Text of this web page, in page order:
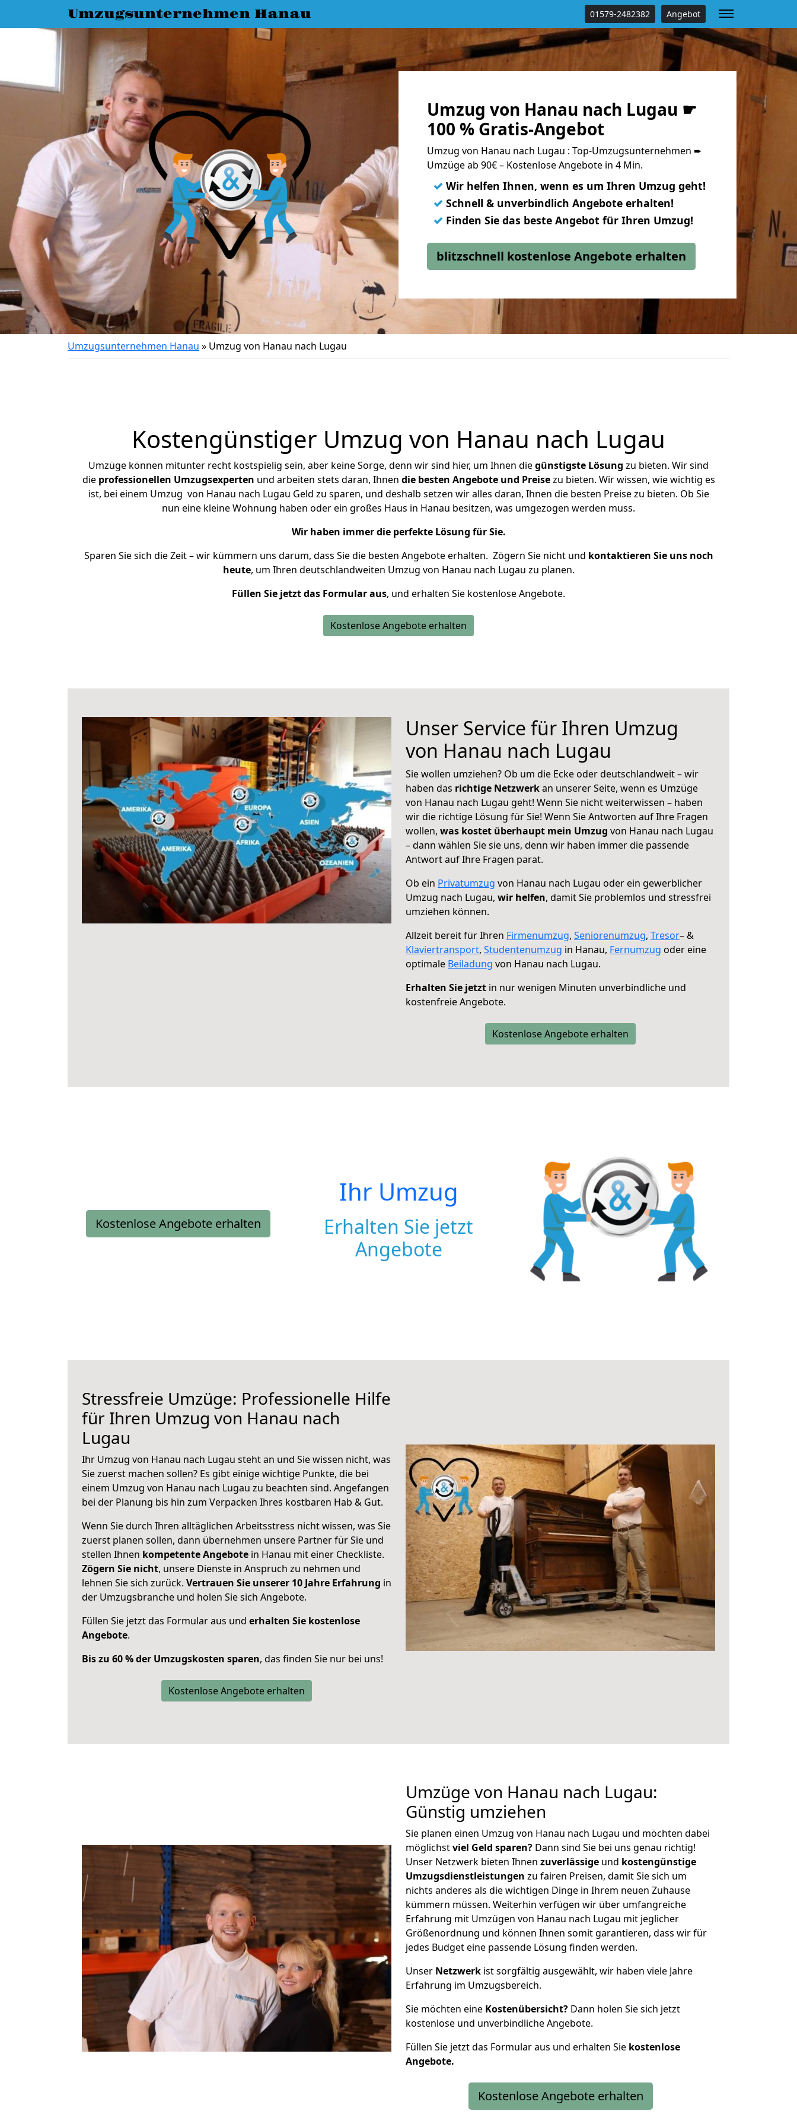
Umzugsunternehmen Hanau 01579-2482382 Angebot
Umzug von Hanau nach Lugau ☛
100 % Gratis-Angebot
Umzug von Hanau nach Lugau : Top-Umzugsunternehmen ➨
Umzüge ab 90€ – Kostenlose Angebote in 4 Min.
✓ Wir helfen Ihnen, wenn es um Ihren Umzug geht!
✓ Schnell & unverbindlich Angebote erhalten!
✓ Finden Sie das beste Angebot für Ihren Umzug!
blitzschnell kostenlose Angebote erhalten
Umzugsunternehmen Hanau » Umzug von Hanau nach Lugau
Kostengünstiger Umzug von Hanau nach Lugau
Umzüge können mitunter recht kostspielig sein, aber keine Sorge, denn wir sind hier, um Ihnen diegünstigste Lösung zu bieten. Wir sind
die professionellen Umzugsexperten und arbeiten stets daran, Ihnen die besten Angebote und Preisezu bieten. Wir wissen, wie wichtig es
ist, bei einem Umzug von Hanau nach Lugau Geld zu sparen, und deshalb setzen wir alles daran, Ihnen die besten Preise zu bieten. Ob Sie
nun eine kleine Wohnung haben oder ein großes Haus in Hanau besitzen, was umgezogen werden muss.
Wir haben immer die perfekte Lösung für Sie.
Sparen Sie sich die Zeit – wir kümmern uns darum, dass Sie die besten Angebote erhalten. Zögern Sie nicht und kontaktieren Sie uns noch
heute, um Ihren deutschlandweiten Umzug von Hanau nach Lugau zu planen.
Füllen Sie jetzt das Formular aus, und erhalten Sie kostenlose Angebote.
Kostenlose Angebote erhalten
Unser Service für Ihren Umzug
von Hanau nach Lugau
Sie wollen umziehen? Ob um die Ecke oder deutschlandweit – wir
haben das richtige Netzwerkan unserer Seite, wenn es Umzüge
von Hanau nach Lugau geht! Wenn Sie nicht weiterwissen – haben
wir die richtige Lösung für Sie! Wenn Sie Antworten auf Ihre Fragen
wollen, was kostet überhaupt mein Umzug von Hanau nach Lugau
– dann wählen Sie sie uns, denn wir haben immer die passende
Antwort auf Ihre Fragen parat.
Ob ein Privatumzug von Hanau nach Lugau oder ein gewerblicher
Umzug nach Lugau, wir helfen, damit Sie problemlos und stressfrei
umziehen können.
Allzeit bereit für Ihren Firmenumzug, Seniorenumzug, Tresor– &
Klaviertransport, Studentenumzug in Hanau, Fernumzug oder eine
optimale Beiladung von Hanau nach Lugau.
Erhalten Sie jetzt in nur wenigen Minuten unverbindliche und
kostenfreie Angebote.
Kostenlose Angebote erhalten
Kostenlose Angebote erhalten
Ihr Umzug
Erhalten Sie jetzt
Angebote
Stressfreie Umzüge: Professionelle Hilfe
für Ihren Umzug von Hanau nach
Lugau
Ihr Umzug von Hanau nach Lugau steht an und Sie wissen nicht, was
Sie zuerst machen sollen? Es gibt einige wichtige Punkte, die bei
einem Umzug von Hanau nach Lugau zu beachten sind. Angefangen
bei der Planung bis hin zum Verpacken Ihres kostbaren Hab & Gut.
Wenn Sie durch Ihren alltäglichen Arbeitsstress nicht wissen, was Sie
zuerst planen sollen, dann übernehmen unsere Partner für Sie und
stellen Ihnen kompetente Angebote in Hanau mit einer Checkliste.
Zögern Sie nicht, unsere Dienste in Anspruch zu nehmen und
lehnen Sie sich zurück. Vertrauen Sie unserer 10 Jahre Erfahrung in
der Umzugsbranche und holen Sie sich Angebote.
Füllen Sie jetzt das Formular aus und erhalten Sie kostenlose
Angebote.
Bis zu 60 % der Umzugskosten sparen, das finden Sie nur bei uns!
Kostenlose Angebote erhalten
Umzüge von Hanau nach Lugau:
Günstig umziehen
Sie planen einen Umzug von Hanau nach Lugau und möchten dabei
möglichstviel Geld sparen? Dann sind Sie bei uns genau richtig!
Unser Netzwerk bieten Ihnen zuverlässige und kostengünstige
Umzugsdienstleistungen zu fairen Preisen, damit Sie sich um
nichts anderes als die wichtigen Dinge in Ihrem neuen Zuhause
kümmern müssen. Weiterhin verfügen wir über umfangreiche
Erfahrung mit Umzügen von Hanau nach Lugau mit jeglicher
Größenordnung und können Ihnen somit garantieren, dass wir für
jedes Budget eine passende Lösung finden werden.
Unser Netzwerk ist sorgfältig ausgewählt, wir haben viele Jahre
Erfahrung im Umzugsbereich.
Sie möchten eine Kostenübersicht? Dann holen Sie sich jetzt
kostenlose und unverbindliche Angebote.
Füllen Sie jetzt das Formular aus und erhalten Sie kostenlose
Angebote.
Kostenlose Angebote erhalten